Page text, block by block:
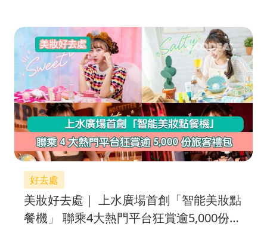
好去處
美妝好去處｜ 上水廣場首創「智能美妝點
餐機」 聯乘4大熱門平台狂賞逾5,000份旅